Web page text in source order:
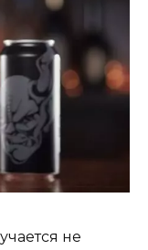
не